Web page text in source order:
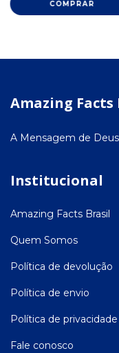
Amazing Facts
A Mensagem de
Institucional
Amazing Facts Brasil
Quem Somos
Política de devolução
Política de envio
Política de privacidade
Fale conosco